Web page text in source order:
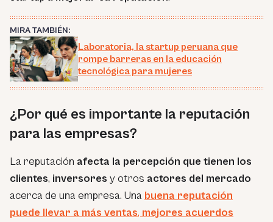
MIRA TAMBIÉN:
Laboratoria, la startup peruana que
rompe barreras en la educación
tecnológica para mujeres
¿Por qué es importante la reputación
para las empresas?
La reputación afecta la percepción que tienen los
clientes, inversores y otros actores del mercado
acerca de una empresa. Una buena reputación
puede llevar a más ventas, mejores acuerdos